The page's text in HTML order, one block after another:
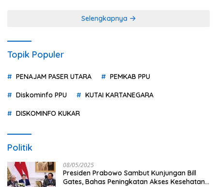
Selengkapnya
Topik Populer
PENAJAM PASER UTARA PEMKAB PPU
Diskominfo PPU KUTAI KARTANEGARA
DISKOMINFO KUKAR
Politik
08/05/2025
Presiden Prabowo Sambut Kunjungan Bill
Gates, Bahas Peningkatan Akses Kesehatan